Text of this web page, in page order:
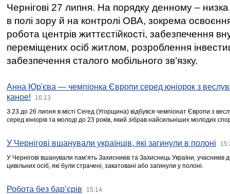
Чернігові 27 липня. На порядку денному –
в полі зору й на контролі ОВА, зокрема освоєння
робота центрів життєстійкості, забезпечення
переміщених осіб житлом, розроблення
забезпечення сталого мобільного зв’язку.
Анна Юр'єва — чемпіонка Європи серед юніорок з
каное!
16:13
З 23 до 26 липня в місті Сегед (Угорщина) відбувся чемпіонат Європи з
серед юніорів та молоді до 23 років, який зібрав найсильніших молодих
У Чернігові вшанували українців, які загинули в полоні
У Чернігові вшанували пам’ять Захисників та Захисниць України,
цивільних осіб, які були страчені, закатовані або загинули у полоні.
Робота без бар’єрів 15:14